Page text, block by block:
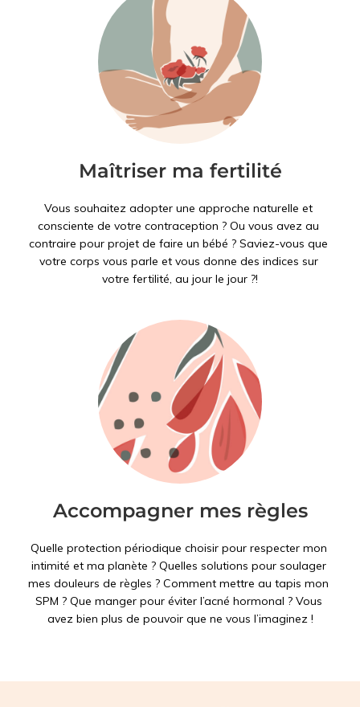
Maîtriser ma fertilité
Vous souhaitez adopter une approche naturelle et
consciente de votre contraception ? Ou vous avez au
contraire pour projet de faire un bébé ? Saviez-vous que
votre corps vous parle et vous donne des indices sur
votre fertilité, au jour le jour ?!
Accompagner mes règles
Quelle protection périodique choisir pour respecter mon
intimité et ma planète ? Quelles solutions pour soulager
mes douleurs de règles ? Comment mettre au tapis mon
SPM ? Que manger pour éviter l’acné hormonal ? Vous
avez bien plus de pouvoir que ne vous l’imaginez !